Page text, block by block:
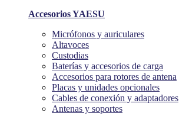
Accesorios YAESU
Micrófonos y auriculares
Altavoces
Custodias
Baterías y accesorios de carga
Accesorios para rotores de antena
Placas y unidades opcionales
Cables de conexión y adaptadores
Antenas y soportes